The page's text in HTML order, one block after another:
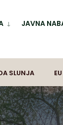
JAVNA
SLUNJA